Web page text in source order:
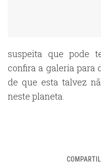
suspeita que pode
confira a galeria para
de que esta talvez
neste planeta.